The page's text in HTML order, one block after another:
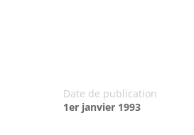
Date de publication
1er janvier 1993